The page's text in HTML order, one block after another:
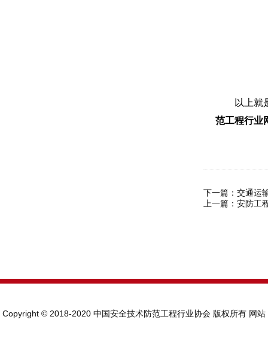
以上就是
范工程行业
下一篇： 交通运
上一篇： 安防工
Copyright © 2018-2020 中国安全技术防范工程行业协会 版权所有 网站